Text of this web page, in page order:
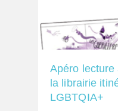
Apéro lecture
la librairie
LGBTQIA+